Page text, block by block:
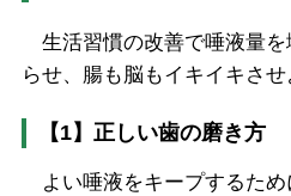
生活習慣の改善で唾液量を
らせ、腸も脳もイキイキさせ
【1】正しい歯の磨き方
よい唾液をキープするため